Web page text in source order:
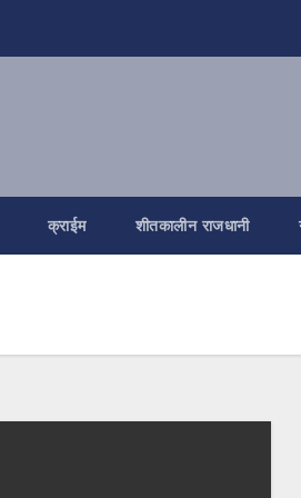
क्राईम शीतकालीन राजधानी